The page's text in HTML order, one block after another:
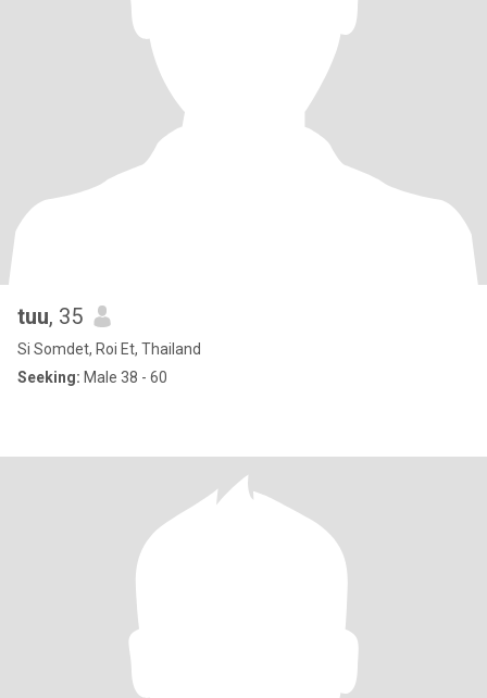
tuu, 35
Si Somdet, Roi Et, Thailand
Seeking: Male 38 - 60